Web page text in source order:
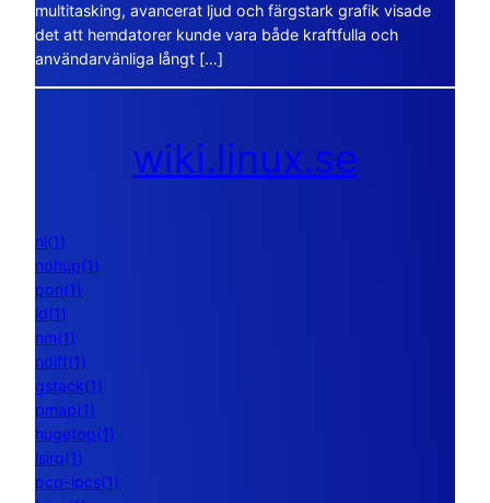
multitasking, avancerat ljud och färgstark grafik visade
det att hemdatorer kunde vara både kraftfulla och
användarvänliga långt […]
wiki.linux.se
nl(1)
nohup(1)
pon(1)
ld(1)
nm(1)
ndiff(1)
gstack(1)
pmap(1)
hugetop(1)
lsirq(1)
pcp-ipcs(1)